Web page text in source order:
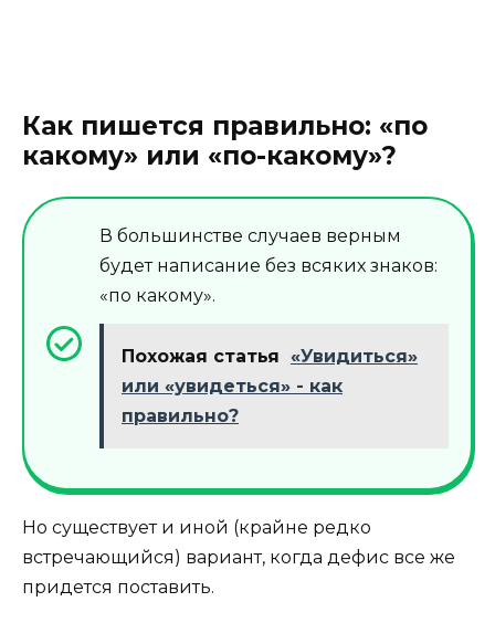
Как пишется правильно: «по
какому» или «по-какому»?
В большинстве случаев верным
будет написание без всяких знаков:
«по какому».
Похожая статья
«Увидиться»
или «увидеться» - как
правильно?
Но существует и иной (крайне редко
встречающийся) вариант, когда дефис все же
придется поставить.